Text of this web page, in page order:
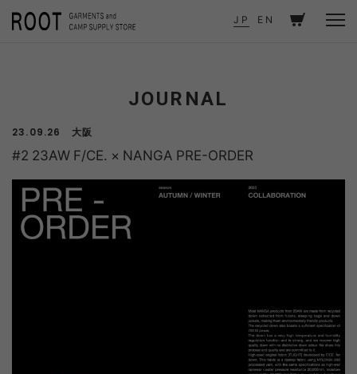
JP EN
TOP JOURNAL #2 23AW F/CE. × NANGA PRE-ORDER
JOURNAL
23.09.26 大阪
#2 23AW F/CE. × NANGA PRE-ORDER